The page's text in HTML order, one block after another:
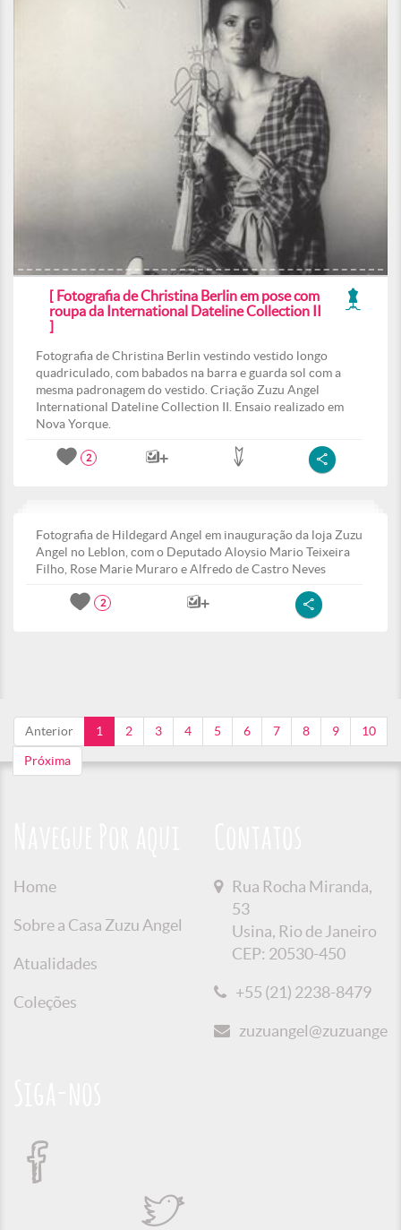
[ Fotografia de Christina Berlin em pose com
roupa da International Dateline Collection II
]
Fotografia de Christina Berlin vestindo vestido longo
quadriculado, com babados na barra e guarda sol com a
mesma padronagem do vestido. Criação Zuzu Angel
International Dateline Collection II. Ensaio realizado em
Nova Yorque.
2
Fotografia de Hildegard Angel em inauguração da loja Zuzu
Angel no Leblon, com o Deputado Aloysio Mario Teixeira
Filho, Rose Marie Muraro e Alfredo de Castro Neves
2
Anterior 1 2 3 4 5 6 7 8 9 10
Próxima
Home
Sobre a Casa Zuzu Angel
Atualidades
Coleções
Rua Rocha Miranda,
53
Usina, Rio de Janeiro
CEP: 20530-450
+55 (21) 2238-8479